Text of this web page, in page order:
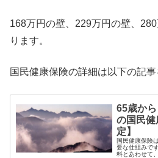
168万円の壁、229万円の壁、
ります。
国民健康保険の詳細は以下の記事
65歳か
の国民
定】
国民健康保険
要な仕組みで
料とあわせて